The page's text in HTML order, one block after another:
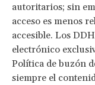
autoritarios; sin
acceso es menos
accesible. Los
electrónico
Política de buzón
siempre el